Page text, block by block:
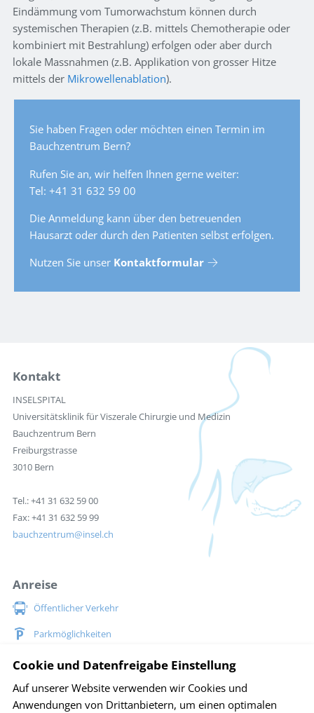
Eindämmung vom Tumorwachstum können durch
systemischen Therapien (z.B. mittels Chemotherapie oder
kombiniert mit Bestrahlung) erfolgen oder aber durch
lokale Massnahmen (z.B. Applikation von grosser Hitze
mittels der Mikrowellenablation).
Sie haben Fragen oder möchten einen Termin im
Bauchzentrum Bern?
Rufen Sie an, wir helfen Ihnen gerne weiter:
Tel: +41 31 632 59 00
Die Anmeldung kann über den betreuenden
Hausarzt oder durch den Patienten selbst erfolgen.
Nutzen Sie unser Kontaktformular
Kontakt
INSELSPITAL
Universitätsklinik für Viszerale Chirurgie und Medizin
Bauchzentrum Bern
Freiburgstrasse
3010 Bern
Tel.: +41 31 632 59 00
Fax: +41 31 632 59 99
bauchzentrum
insel.ch
Anreise
Öffentlicher Verkehr
Parkmöglichkeiten
Situationsplan Inselspital
Social Media
Cookie und Datenfreigabe Einstellung
Auf unserer Website verwenden wir Cookies und
Anwendungen von Drittanbietern, um einen optimalen